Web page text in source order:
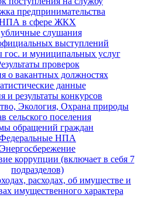
предпринимательства
в сфере ЖКХ
слушания
выступлений
гос. и муниципальных услуг
проверок
о вакантных должностях
данные
и результаты конкурсов
Экология, Охрана природы
сельского поселения
обращений граждан
НПА
Энергосбережение
коррупции (включает в себя 7
подразделов)
расходах, об имуществе и
имущественного характера